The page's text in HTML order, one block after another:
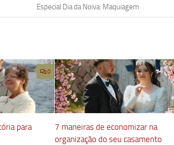
Especial Dia da Noiva: Maquiagem
0
para
7 maneiras de economizar na
organização do seu casamento